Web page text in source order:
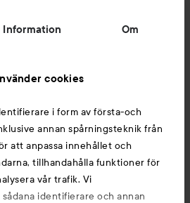
Information Om
cookies
i form av första-och
annan spårningsteknik från
att anpassa innehållet och
tillhandahålla funktioner för
vår trafik. Vi
identifierare och annan